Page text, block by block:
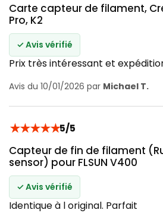
Carte capteur de filament,
Pro, K2
✓ Avis vérifié
Prix très intéressant et
Avis du 10/01/2026 par Michael T.
★★★★★5/5
Capteur de fin de filament
sensor) pour FLSUN V400
✓ Avis vérifié
Identique à l original. Parfait